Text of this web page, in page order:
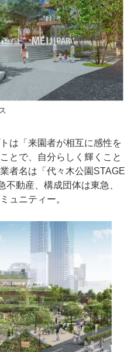
は「来園者が相互に感性を
とで、自分らしく輝くこと
者名は「代々木公園STAGE
動産、構成団体は東急、
ュニティー。